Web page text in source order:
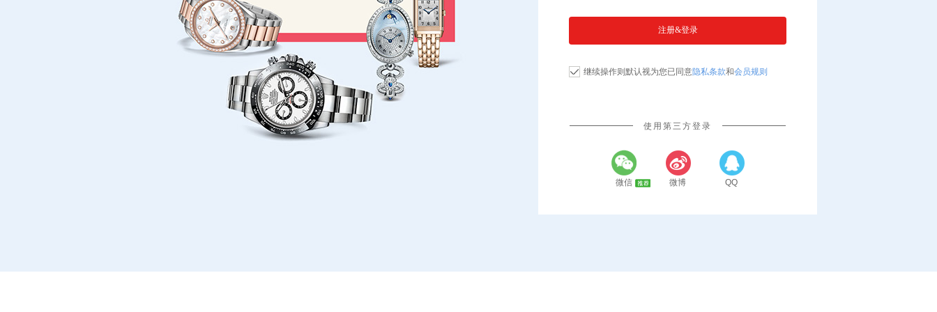
继续操作则默认视为您已同意隐私条款和会员规则
使用第三方登录
微信 微博 QQ